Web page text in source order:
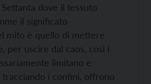
dove il tessuto
il significato
mito è quello di mettere
per uscire dal caos, così i
limitano e
tracciando i confini, offrono